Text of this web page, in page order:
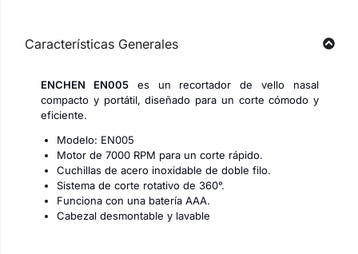
Características Generales
ENCHEN EN005es un recortador de vello nasal
compacto y portátil, diseñado para un corte cómodo y
eficiente.
Modelo: EN005
Motor de 7000 RPM para un corte rápido.
Cuchillas de acero inoxidable de doble filo.
Sistema de corte rotativo de 360°.
Funciona con una batería AAA.
Cabezal desmontable y lavable